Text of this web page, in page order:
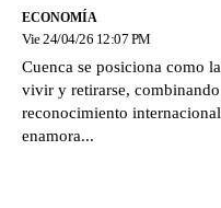
ECONOMÍA
Vie 24/04/26 12:07 PM
Cuenca se posiciona como
vivir y retirarse,
reconocimiento
enamora...